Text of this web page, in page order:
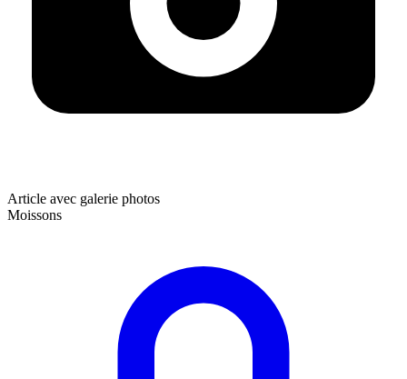
Article avec galerie photos
Moissons